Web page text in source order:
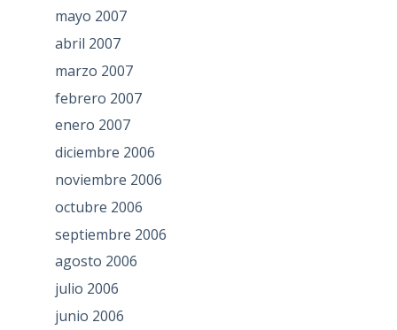
mayo 2007
abril 2007
marzo 2007
febrero 2007
enero 2007
diciembre 2006
noviembre 2006
octubre 2006
septiembre 2006
agosto 2006
julio 2006
junio 2006